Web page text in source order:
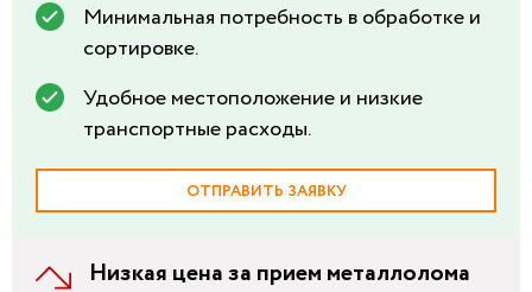
Минимальная потребность в обработке и
сортировке.
Удобное местоположение и низкие
транспортные расходы.
ОТПРАВИТЬ ЗАЯВКУ
Низкая цена за прием металлолома